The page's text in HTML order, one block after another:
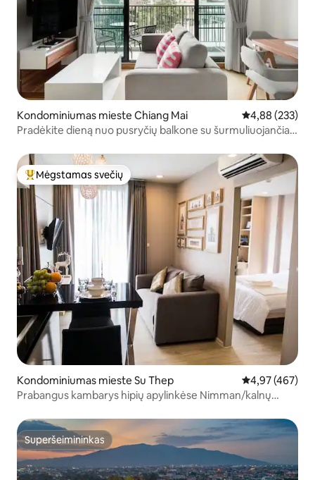
Kondominiumas mieste Chiang Mai Vidutinis
4,88 (233)
Pradėkite dieną nuo pusryčių balkone su šurmuliuojančiais
Svečių mėgstamiausias
Mėgstamas svečių
Kondominiumas mieste Su Thep Vidutinis
4,97 (467)
Prabangus kambarys hipių apylinkėse Nimman/kalnų
Superšeimininkas
Superšeimininkas